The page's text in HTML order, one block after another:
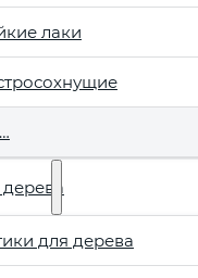
лаки
для дерева